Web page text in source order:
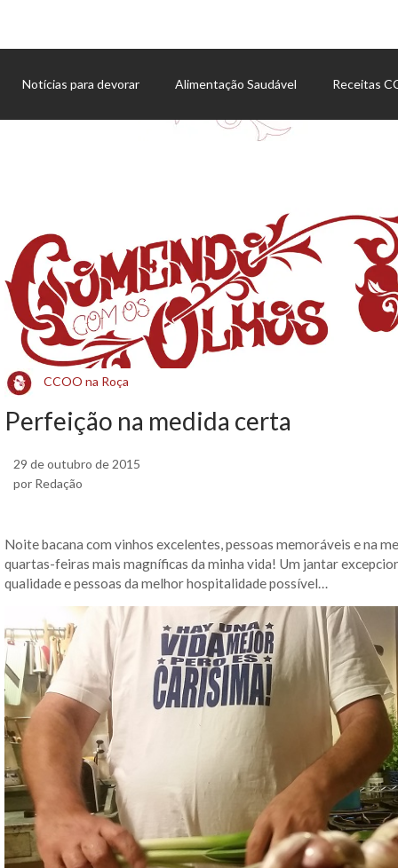
Notícias para devorar Alimentação Saudável Receitas
CCOO na Roça
Perfeição na medida certa
29 de outubro de 2015
por Redação
Noite bacana com vinhos excelentes, pessoas memoráveis e na
quartas-feiras mais magníficas da minha vida! Um jantar
qualidade e pessoas da melhor hospitalidade possível…